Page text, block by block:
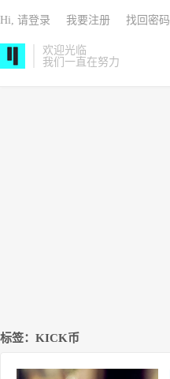
欢迎光临
我们一直在努力
Hi, 请登录 我要注册 找回密码
标签：KICK币